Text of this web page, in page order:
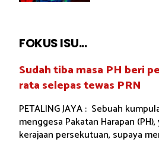
FOKUS ISU...
Sudah tiba masa PH beri
rata selepas tewas PRN
PETALING JAYA : Sebuah
menggesa Pakatan Harapan
kerajaan persekutuan, supaya